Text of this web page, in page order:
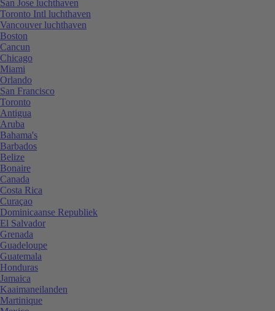
San Jose luchthaven
Toronto Intl luchthaven
Vancouver luchthaven
Boston
Cancun
Chicago
Miami
Orlando
San Francisco
Toronto
Antigua
Aruba
Bahama's
Barbados
Belize
Bonaire
Canada
Costa Rica
Curaçao
Dominicaanse Republiek
El Salvador
Grenada
Guadeloupe
Guatemala
Honduras
Jamaica
Kaaimaneilanden
Martinique